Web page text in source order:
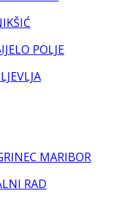
POLJE
MARIBOR
RAD